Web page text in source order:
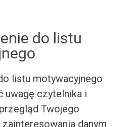
do listu
listu motywacyjnego
uwagę czytelnika i
Twojego
danym